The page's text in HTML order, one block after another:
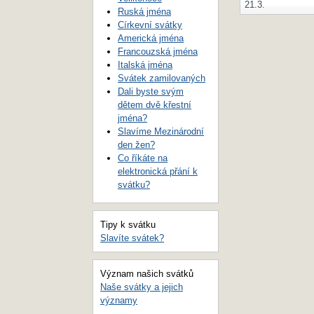
21.3.
Ruská jména
Církevní svátky
Americká jména
Francouzská jména
Italská jména
Svátek zamilovaných
Dali byste svým
dětem dvě křestní
jména?
Slavíme Mezinárodní
den žen?
Co říkáte na
elektronická přání k
svátku?
Tipy k svátku
Slavíte svátek?
Význam našich svátků
Naše svátky a jejich
významy